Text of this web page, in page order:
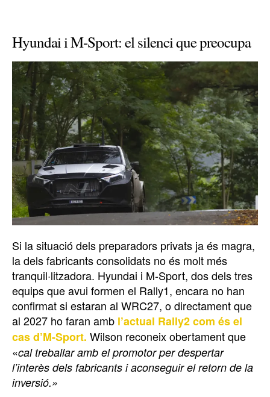
Hyundai i M-Sport: el silenci que preocupa
Si la situació dels preparadors privats ja és magra,
la dels fabricants consolidats no és molt més
tranquil·litzadora. Hyundai i M-Sport, dos dels tres
equips que avui formen el Rally1, encara no han
confirmat si estaran al WRC27, o directament que
al 2027 ho faran amb l’actual Rally2 com és el
cas d’M-Sport. Wilson reconeix obertament que
«cal treballar amb el promotor per despertar
l’interès dels fabricants i aconseguir el retorn de la
inversió.»